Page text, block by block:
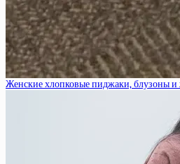
Женские хлопковые пиджаки, блузоны и